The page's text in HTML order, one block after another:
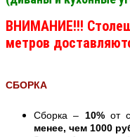
ВНИМАНИЕ!!!
метров
СБОРКА
Сборка – 10%от
менее, чем 1000